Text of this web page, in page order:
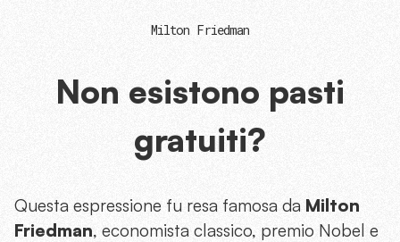
Milton Friedman
Non esistono pasti
gratuiti?
Questa espressione fu resa famosa da Milton
Friedman, economista classico, premio Nobel e